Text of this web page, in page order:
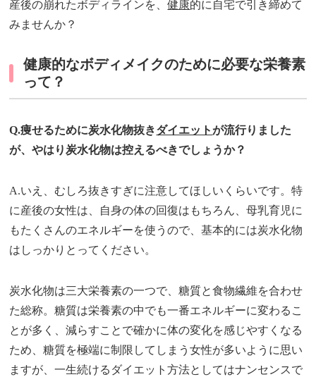
産後の崩れたボディラインを、健康的に自宅で引き締めて
みませんか？
健康的なボディメイクのために必要な栄養素
って？
Q.痩せるために炭水化物抜きダイエットが流行りました
が、やはり炭水化物は控えるべきでしょうか？
A.いえ、むしろ抜きすぎに注意してほしいくらいです。特
に産後の女性は、自身の体の回復はもちろん、母乳育児に
もたくさんのエネルギーを使うので、基本的には炭水化物
はしっかりとってください。
炭水化物は三大栄養素の一つで、糖質と食物繊維を合わせ
た総称。糖質は栄養素の中でも一番エネルギーに変わるこ
とが多く、減らすことで確かに体の変化を感じやすくなる
ため、糖質を極端に制限してしまう女性が多いように思い
ますが、一生続けるダイエット方法としてはナンセンスで